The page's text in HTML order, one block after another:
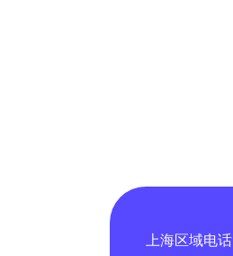
上海区域电话